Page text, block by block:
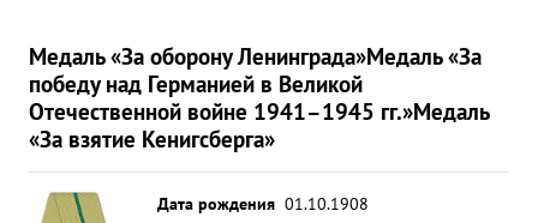
Медаль «За оборону Ленинграда»Медаль «За
победу над Германией в Великой
Отечественной войне 1941–1945 гг.»Медаль
«За взятие Кенигсберга»
Дата рождения 01.10.1908